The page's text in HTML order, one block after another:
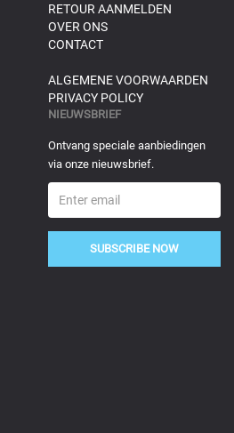
RETOUR AANMELDEN
OVER ONS
CONTACT
ALGEMENE VOORWAARDEN
PRIVACY POLICY
NIEUWSBRIEF
Ontvang speciale aanbiedingen
via onze nieuwsbrief.
SUBSCRIBE NOW